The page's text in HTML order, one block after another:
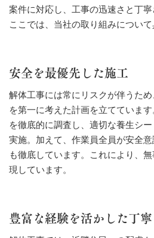
案件に対応し、工事の迅速さと丁寧
ここでは、当社の取り組みについて
安全を最優先した施工
解体工事には常にリスクが伴うた
を第一に考えた計画を立てていま
を徹底的に調査し、適切な養生シ
実施。加えて、作業員全員が安全
も徹底しています。これにより、
現しています。
豊富な経験を活かした丁